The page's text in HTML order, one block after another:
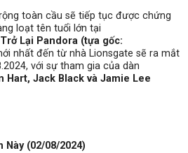
toàn cầu sẽ tiếp tục được chứng
loạt tên tuổi lớn tại
Lại Pandora (tựa gốc:
nhất đến từ nhà Lionsgate sẽ ra mắt
với sự tham gia của dàn
Hart, Jack Black và Jamie Lee
Này (02/08/2024)